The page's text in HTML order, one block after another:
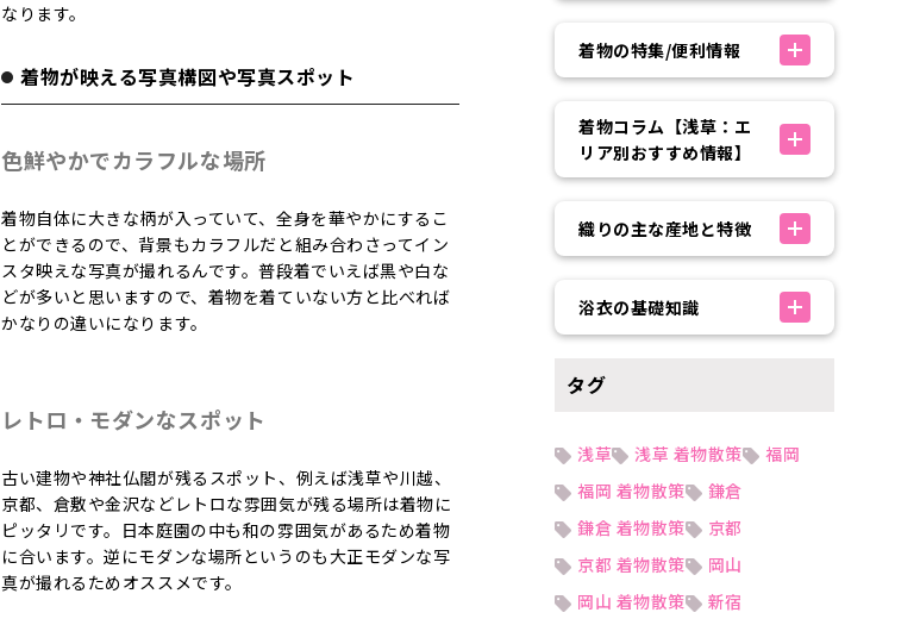
なります。
着物が映える写真構図や写真スポット
色鮮やかでカラフルな場所
着物自体に大きな柄が入っていて、全身を華やかにするこ
とができるので、背景もカラフルだと組み合わさってイン
スタ映えな写真が撮れるんです。普段着でいえば黒や白な
どが多いと思いますので、着物を着ていない方と比べれば
かなりの違いになります。
レトロ・モダンなスポット
古い建物や神社仏閣が残るスポット、例えば浅草や川越、
京都、倉敷や金沢などレトロな雰囲気が残る場所は着物に
ピッタリです。日本庭園の中も和の雰囲気があるため着物
に合います。逆にモダンな場所というのも大正モダンな写
真が撮れるためオススメです。
着物の特集/便利情報
着物コラム【浅草：エ
リア別おすすめ情報】
織りの主な産地と特徴
浴衣の基礎知識
タグ
浅草 浅草 着物散策
福岡
福岡 着物散策
鎌倉
鎌倉 着物散策
京都
京都 着物散策
岡山
岡山 着物散策
新宿